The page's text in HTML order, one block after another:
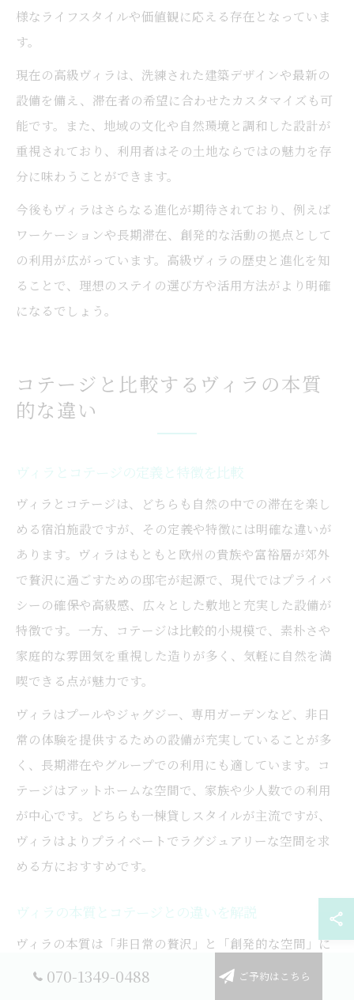
様なライフスタイルや価値観に応える存在となっていま
す。
現在の高級ヴィラは、洗練された建築デザインや最新の
設備を備え、滞在者の希望に合わせたカスタマイズも可
能です。また、地域の文化や自然環境と調和した設計が
重視されており、利用者はその土地ならではの魅力を存
分に味わうことができます。
今後もヴィラはさらなる進化が期待されており、例えば
ワーケーションや長期滞在、創発的な活動の拠点として
の利用が広がっています。高級ヴィラの歴史と進化を知
ることで、理想のステイの選び方や活用方法がより明確
になるでしょう。
コテージと比較するヴィラの本質
的な違い
ヴィラとコテージの定義と特徴を比較
ヴィラとコテージは、どちらも自然の中での滞在を楽し
める宿泊施設ですが、その定義や特徴には明確な違いが
あります。ヴィラはもともと欧州の貴族や富裕層が郊外
で贅沢に過ごすための邸宅が起源で、現代ではプライバ
シーの確保や高級感、広々とした敷地と充実した設備が
特徴です。一方、コテージは比較的小規模で、素朴さや
家庭的な雰囲気を重視した造りが多く、気軽に自然を満
喫できる点が魅力です。
ヴィラはプールやジャグジー、専用ガーデンなど、非日
常の体験を提供するための設備が充実していることが多
く、長期滞在やグループでの利用にも適しています。コ
テージはアットホームな空間で、家族や少人数での利用
が中心です。どちらも一棟貸しスタイルが主流ですが、
ヴィラはよりプライベートでラグジュアリーな空間を求
める方におすすめです。
ヴィラの本質とコテージとの違いを解説
ヴィラの本質は「非日常の贅沢」と「創発的な空間」に
あります。ヴィラは単なる宿泊場所ではなく、利用者が
070-1349-0488 ご予約はこちら